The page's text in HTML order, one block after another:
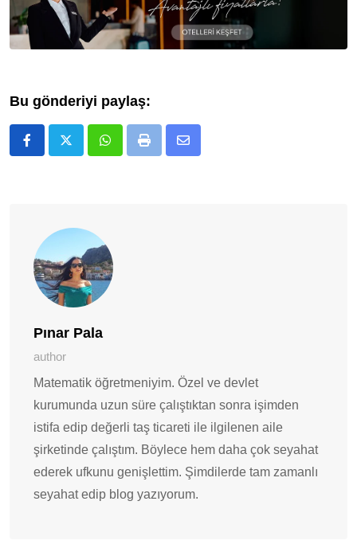
Bu gönderiyi paylaş:
Whatsapp
Print
E-
Pınar Pala
author
Matematik öğretmeniyim. Özel ve devlet
kurumunda uzun süre çalıştıktan sonra işimden
istifa edip değerli taş ticareti ile ilgilenen aile
şirketinde çalıştım. Böylece hem daha çok seyahat
ederek ufkunu genişlettim. Şimdilerde tam zamanlı
seyahat edip blog yazıyorum.